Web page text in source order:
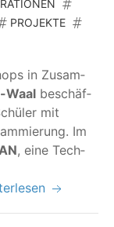
PROJEKTE
in Zusam­
Waal beschäf­
mit
Im
, eine Tech­